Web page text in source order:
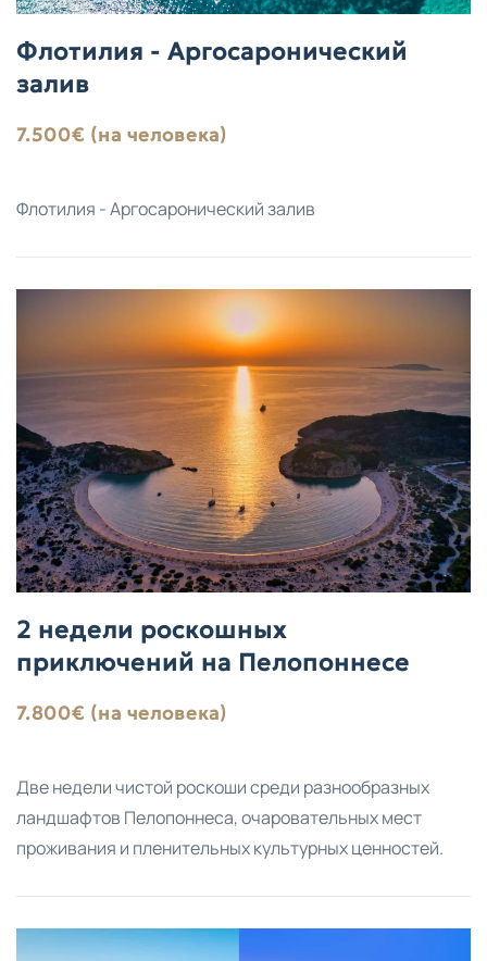
Флотилия - Аргосаронический
залив
7.500€ (на человека)
Флотилия - Аргосаронический залив
2 недели роскошных
приключений на Пелопоннесе
7.800€ (на человека)
Две недели чистой роскоши среди разнообразных
ландшафтов Пелопоннеса, очаровательных мест
проживания и пленительных культурных ценностей.